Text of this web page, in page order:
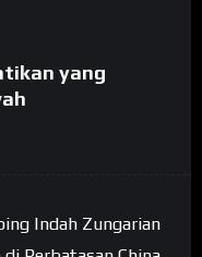
yang